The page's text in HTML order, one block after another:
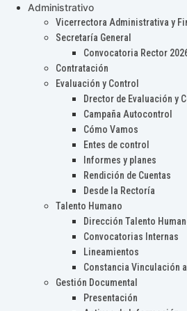
Administrativo
Vicerrectora Administrativa y
Secretaría General
Convocatoria Rector
Contratación
Evaluación y Control
Drector de Evaluación y
Campaña Autocontrol
Cómo Vamos
Entes de control
Informes y planes
Rendición de Cuentas
Desde la Rectoría
Talento Humano
Dirección Talento
Convocatorias Internas
Lineamientos
Constancia Vinculación
Gestión Documental
Presentación